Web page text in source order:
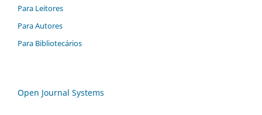
Para Leitores
Para Autores
Para Bibliotecários
Open Journal Systems